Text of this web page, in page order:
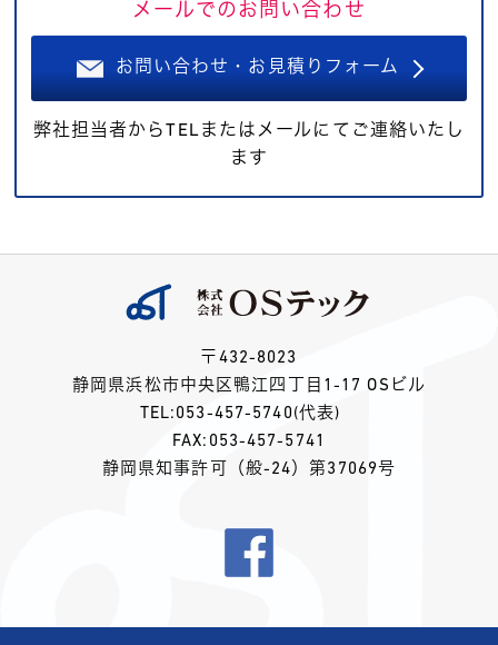
メールでのお問い合わせ
お問い合わせ・お見積りフォーム
弊社担当者からTELまたはメールにてご連絡いたし
ます
〒432-8023
静岡県浜松市中央区鴨江四丁目1-17 OSビル
TEL: 053-457-5740 (代表)
FAX:053-457-5741
静岡県知事許可（般-24）第37069号